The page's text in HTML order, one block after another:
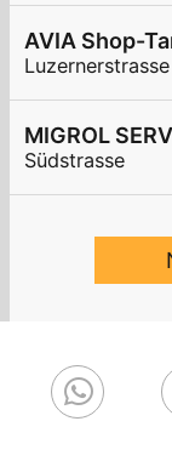
AVIA Shop-
Südstrasse